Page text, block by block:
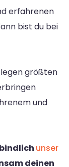
erfahrenen
bist du bei
legen größten
und
unser
deinen